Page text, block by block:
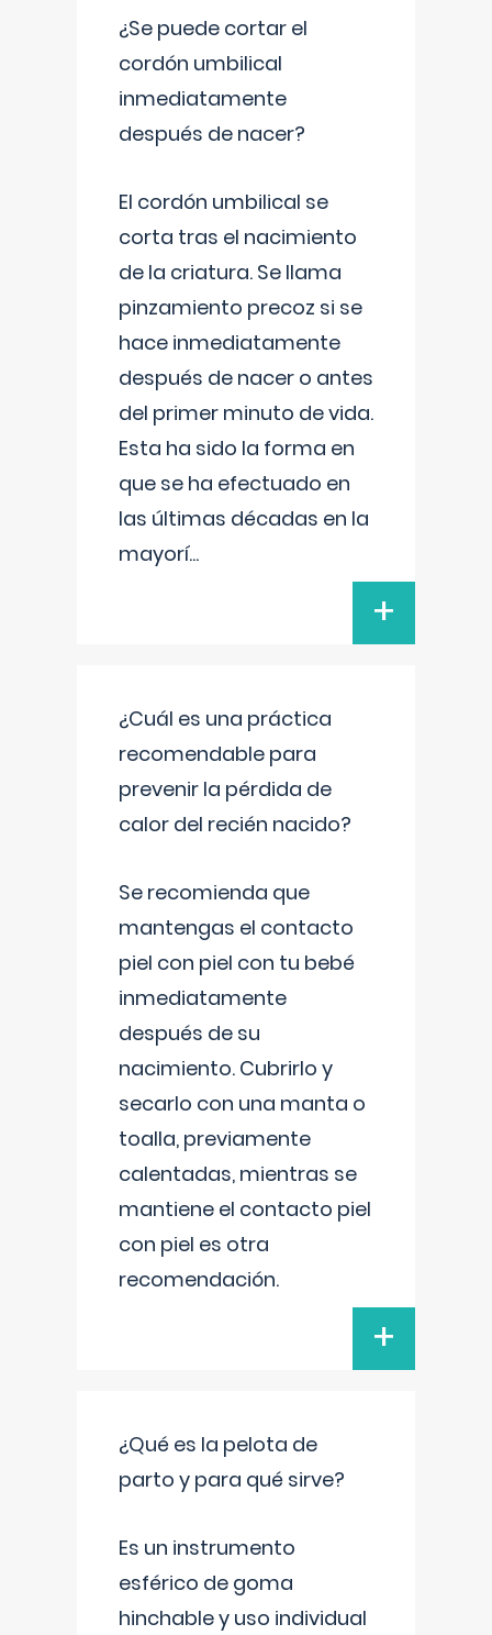
¿Se puede cortar el
cordón umbilical
inmediatamente
después de nacer?
El cordón umbilical se
corta tras el nacimiento
de la criatura. Se llama
pinzamiento precoz si se
hace inmediatamente
después de nacer o antes
del primer minuto de vida.
Esta ha sido la forma en
que se ha efectuado en
las últimas décadas en la
mayorí...
+
¿Cuál es una práctica
recomendable para
prevenir la pérdida de
calor del recién nacido?
Se recomienda que
mantengas el contacto
piel con piel con tu bebé
inmediatamente
después de su
nacimiento. Cubrirlo y
secarlo con una manta o
toalla, previamente
calentadas, mientras se
mantiene el contacto piel
con piel es otra
recomendación.
+
¿Qué es la pelota de
parto y para qué sirve?
Es un instrumento
esférico de goma
hinchable y uso individual